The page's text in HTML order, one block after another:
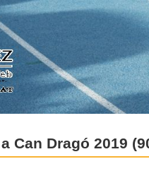
Can Dragó 2019